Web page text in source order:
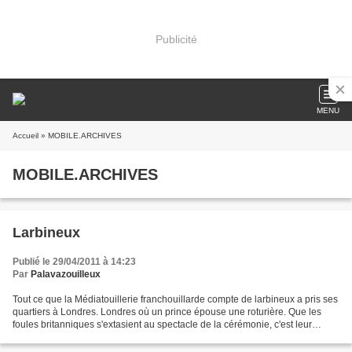
Publicité
MENU
Accueil » MOBILE.ARCHIVES
MOBILE.ARCHIVES
Larbineux
Publié le 29/04/2011 à 14:23
Par Palavazouilleux
Tout ce que la Médiatouillerie franchouillarde compte de larbineux a pris ses
quartiers à Londres. Londres où un prince épouse une roturière. Que les
foules britanniques s'extasient au spectacle de la cérémonie, c'est leur